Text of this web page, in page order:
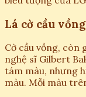
Lá cờ cầu
Cờ cầu vồng, còn
nghệ sĩ Gilbert
tám màu, nhưng
màu. Mỗi màu